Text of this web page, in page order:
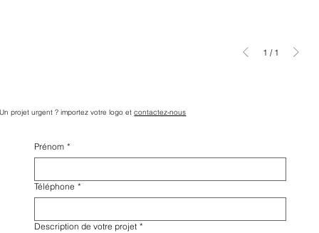
Un projet urgent ? importez votre logo etcontactez-nous
Prénom *
Téléphone *
Description de votre projet *
1 / 1